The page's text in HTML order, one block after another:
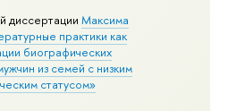
диссертацииМаксима
практики как
биографических
из семей с низким
статусом»